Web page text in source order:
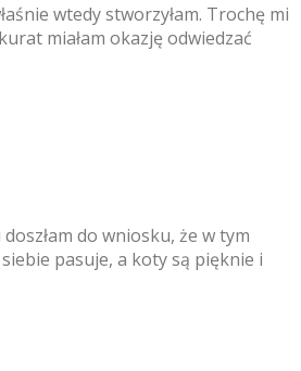
wtedy stworzyłam. Trochę mi
miałam okazję odwiedzać
do wniosku, że w tym
pasuje, a koty są pięknie i